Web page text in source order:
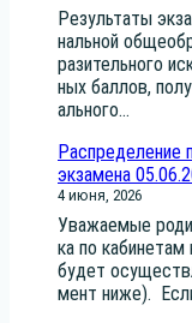
Резуль­та­ты
наль­ной
ра­зи­тель­но­го
ных бал­лов,
аль­но­го...
Распределение
экзамена
4 июня, 2026
Ува­жа­е­мые
ка по
будет
мент ниже).